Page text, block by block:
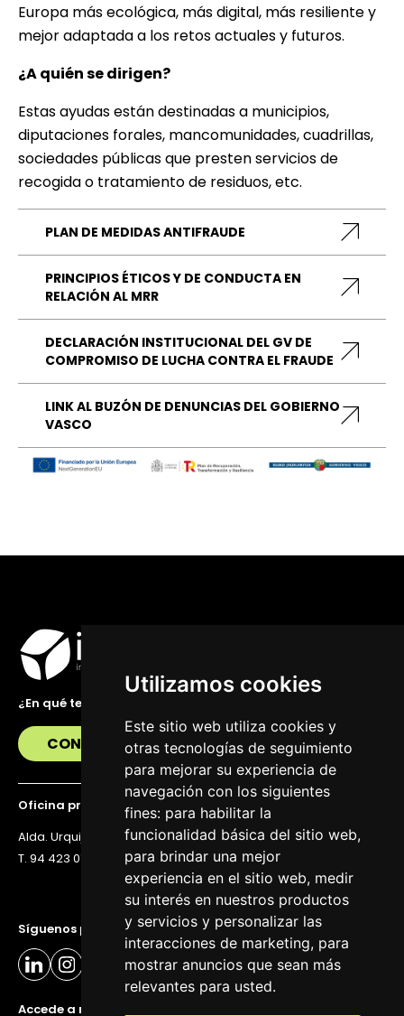
Utilizamos cookies
Este sitio web utiliza cookies y
otras tecnologías de seguimiento
para mejorar su experiencia de
navegación con los siguientes
fines: para habilitar la
funcionalidad básica del sitio web,
para brindar una mejor
experiencia en el sitio web, medir
su interés en nuestros productos
y servicios y personalizar las
interacciones de marketing, para
mostrar anuncios que sean más
relevantes para usted.
Europa más ecológica, más digital, más resiliente y
mejor adaptada a los retos actuales y futuros.
¿A quién se dirigen?
Estas ayudas están destinadas a municipios,
diputaciones forales, mancomunidades, cuadrillas,
sociedades públicas que presten servicios de
recogida o tratamiento de residuos, etc.
PLAN DE MEDIDAS ANTIFRAUDE
PRINCIPIOS ÉTICOS Y DE CONDUCTA EN
RELACIÓN AL MRR
DECLARACIÓN INSTITUCIONAL DEL GV DE
COMPROMISO DE LUCHA CONTRA EL FRAUDE
LINK AL BUZÓN DE DENUNCIAS DEL GOBIERNO
VASCO
Síguenos para estar al día
Accede a nuestra newsletter
¿En qué te podemos ayudar?
CONTÁCTANOS
Oficina principal
Alda. Urquijo 36, 6ª planta, 48011 Bilbao
T. 94 423 07 43